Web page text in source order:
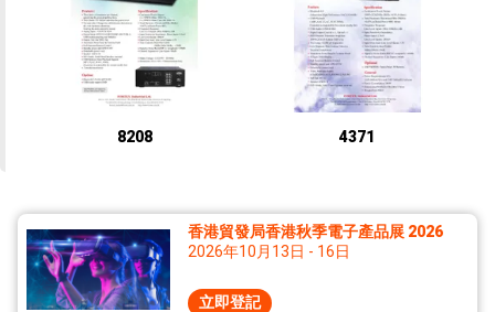
8208 4371
香港貿發局香港秋季電子產品展 2026
2026年10月13日 - 16日
立即登記